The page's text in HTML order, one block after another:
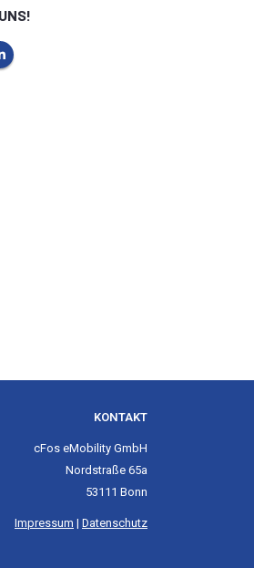
KONTAKT
cFos eMobility GmbH
Nordstraße 65a
53111 Bonn
Impressum | Datenschutz